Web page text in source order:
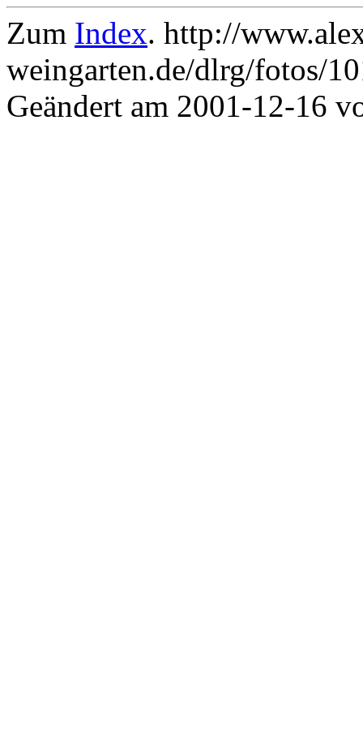
Zum Index. http://
weingarten.de/dlrg/fotos/
Geändert am 2001-12-16